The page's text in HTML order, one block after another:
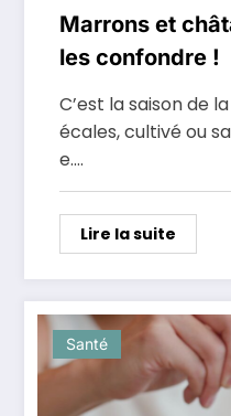
Marrons et
les confondre !
C’est la saison de
écales, cultivé ou
e.…
Lire la suite
Santé